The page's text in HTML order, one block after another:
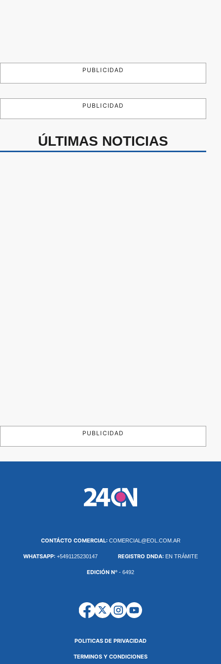
PUBLICIDAD
PUBLICIDAD
ÚLTIMAS NOTICIAS
PUBLICIDAD
CONTÁCTO COMERCIAL: COMERCIAL@EOL.COM.AR
WHATSAPP: +5491125230147 REGISTRO DNDA: EN TRÁMITE
EDICIÓN Nº - 6492
POLITICAS DE PRIVACIDAD
TERMINOS Y CONDICIONES